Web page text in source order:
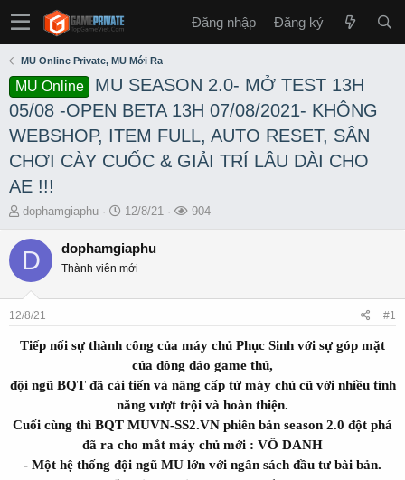
Đăng nhập Đăng ký
MU Online Private, MU Mới Ra
MU Online
MU SEASON 2.0- MỞ TEST 13H
05/08 -OPEN BETA 13H 07/08/2021- KHÔNG
WEBSHOP, ITEM FULL, AUTO RESET, SÂN
CHƠI CÀY CUỐC & GIẢI TRÍ LÂU DÀI CHO
AE !!!
T
r
s
a
e
dophamgiaphu
S
a
t
e
12/8/21
L
904
D dophamgiaphu
Thành viên mới
12/8/21 #1
Tiếp nối sự thành công của máy chủ Phục Sinh với sự góp mặt
của đông đảo game thủ,
đội ngũ BQT đã cải tiến và nâng cấp từ máy chủ cũ với nhiều tính
năng vượt trội và hoàn thiện.
Cuối cùng thì BQT MUVN-SS2.VN phiên bản season 2.0 đột phá
đã ra cho mắt máy chủ mới : VÔ DANH
- Một hệ thống đội ngũ MU lớn với ngân sách đầu tư bài bản.